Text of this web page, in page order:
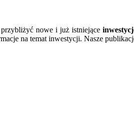
nowe i już istniejące
na temat inwestycji. Nasze